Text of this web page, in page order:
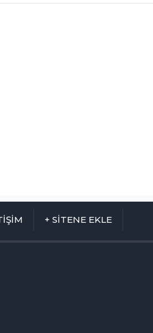
+ SİTENE EKLE